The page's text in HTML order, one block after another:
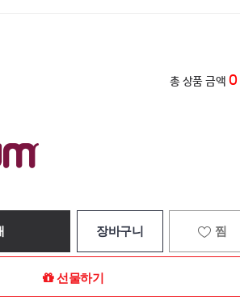
총 상품 금액 0
장바구니 찜
선물하기